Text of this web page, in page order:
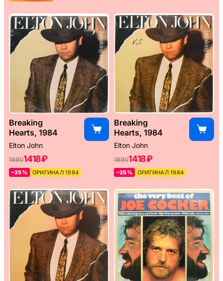
Breaking
Hearts, 1984
Elton John
18901418 ₽
–25% ОРИГИНАЛ 1984
Breaking
Hearts, 1984
Elton John
18901418 ₽
–25% ОРИГИНАЛ 1984